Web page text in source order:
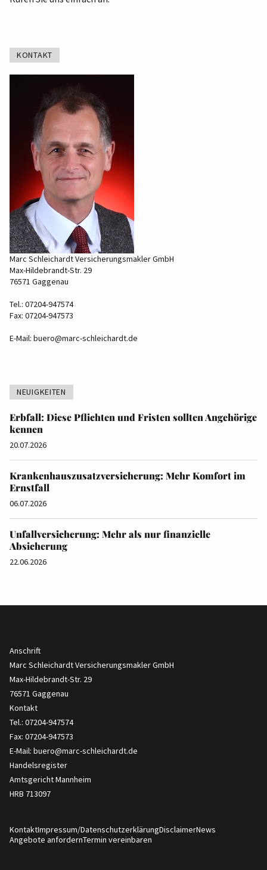
KONTAKT
Marc Schleichardt Versicherungsmakler GmbH
Max-Hildebrandt-Str. 29
76571 Gaggenau
Tel.: 07204-947574
Fax: 07204-947573
E-Mail: buero@marc-schleichardt.de
NEUIGKEITEN
Erbfall: Diese Pflichten und Fristen sollten Angehörige
kennen
20.07.2026
Krankenhauszusatzversicherung: Mehr Komfort im
Ernstfall
06.07.2026
Unfallversicherung: Mehr als nur finanzielle
Absicherung
22.06.2026
Anschrift
Marc Schleichardt Versicherungsmakler GmbH
Max-Hildebrandt-Str. 29
76571 Gaggenau
Kontakt
Tel.: 07204-947574
Fax: 07204-947573
E-Mail: buero@marc-schleichardt.de
Handelsregister
Amtsgericht Mannheim
HRB 713097
KontaktImpressum/DatenschutzerklärungDisclaimerNews
Angebote anfordernTermin vereinbaren